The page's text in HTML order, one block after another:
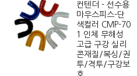
컨텐더 - 선수용
마우스피스-단
색컬러 CMP-70
1 인체 무해성
고급 구강 실리
콘재질/복싱/권
투/격투/구강보
호